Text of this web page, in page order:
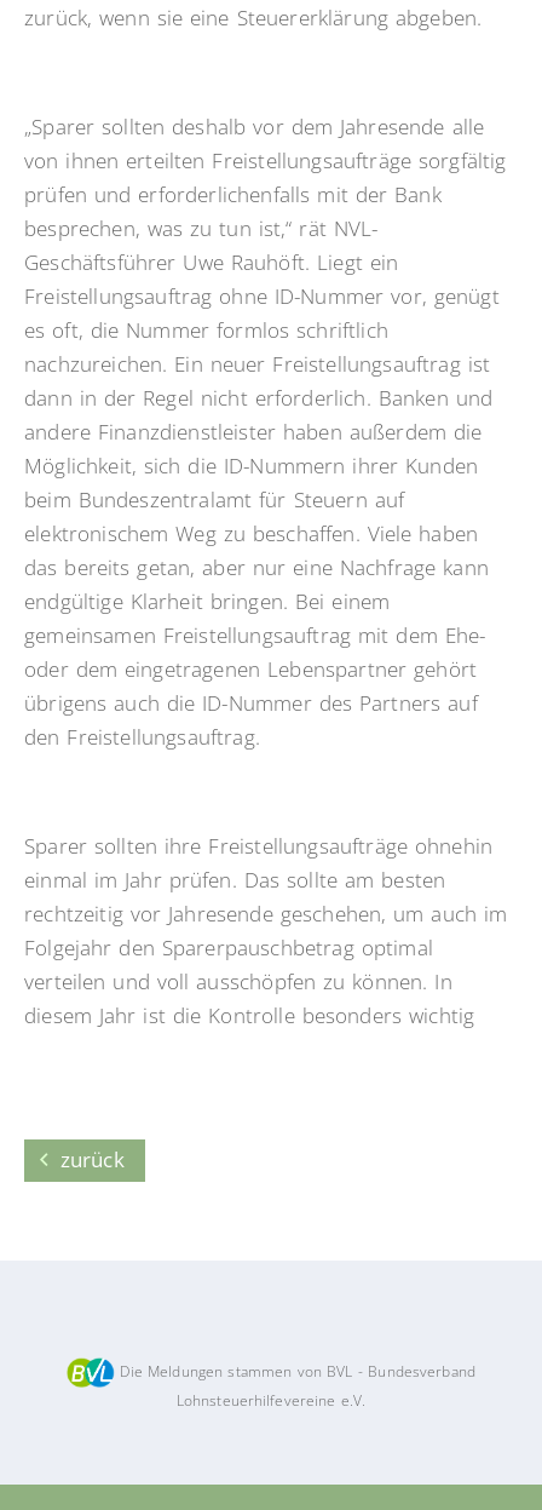
zurück, wenn sie eine Steuererklärung abgeben.
„Sparer sollten deshalb vor dem Jahresende alle
von ihnen erteilten Freistellungsaufträge sorgfältig
prüfen und erforderlichenfalls mit der Bank
besprechen, was zu tun ist,“ rät NVL-
Geschäftsführer Uwe Rauhöft. Liegt ein
Freistellungsauftrag ohne ID-Nummer vor, genügt
es oft, die Nummer formlos schriftlich
nachzureichen. Ein neuer Freistellungsauftrag ist
dann in der Regel nicht erforderlich. Banken und
andere Finanzdienstleister haben außerdem die
Möglichkeit, sich die ID-Nummern ihrer Kunden
beim Bundeszentralamt für Steuern auf
elektronischem Weg zu beschaffen. Viele haben
das bereits getan, aber nur eine Nachfrage kann
endgültige Klarheit bringen. Bei einem
gemeinsamen Freistellungsauftrag mit dem Ehe-
oder dem eingetragenen Lebenspartner gehört
übrigens auch die ID-Nummer des Partners auf
den Freistellungsauftrag.
Sparer sollten ihre Freistellungsaufträge ohnehin
einmal im Jahr prüfen. Das sollte am besten
rechtzeitig vor Jahresende geschehen, um auch im
Folgejahr den Sparerpauschbetrag optimal
verteilen und voll ausschöpfen zu können. In
diesem Jahr ist die Kontrolle besonders wichtig
zurück
Die Meldungen stammen von BVL - Bundesverband
Lohnsteuerhilfevereine e.V.